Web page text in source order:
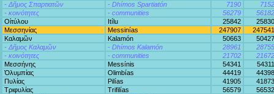
- Δῆμος Σπαρτιατῶν
- Dhímos Spartiatón 7190
7152
- κοινότητες
- communities 56279
56182
Οἰτύλου
Itílu 25842
25830
Μεσσηνίας
Messinías 247907
247541
Καλαμῶν
Kalamón 50663
50427
- Δῆμος Καλαμῶν
- Dhímos Kalamón 28961
28755
- κοινότητες
- communities 21702
21672
Μεσσήνης
Messínis 54341
54311
Ὀλυμπίας
Olimbías 44419
44398
Πυλίας
Pilías 41905
41873
Τριφυλίας
Trifilías 56579
56532